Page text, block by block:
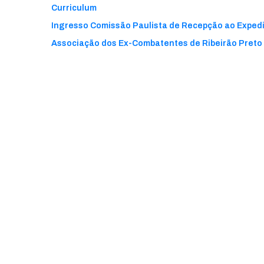
Curriculum
Ingresso Comissão Paulista de Recepção ao
Associação dos Ex-Combatentes de Ribeirão Preto